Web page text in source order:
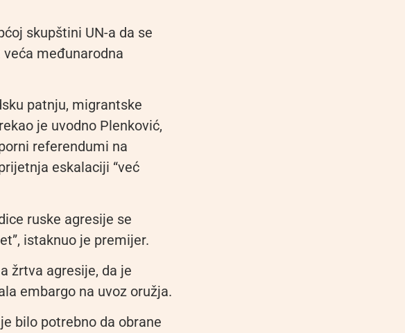
skupštini UN-a da se
veća međunarodna
patnju, migrantske
je uvodno Plenković,
referendumi na
eskalaciji “već
ruske agresije se
istaknuo je premijer.
žrtva agresije, da je
embargo na uvoz oružja.
bilo potrebno da obrane